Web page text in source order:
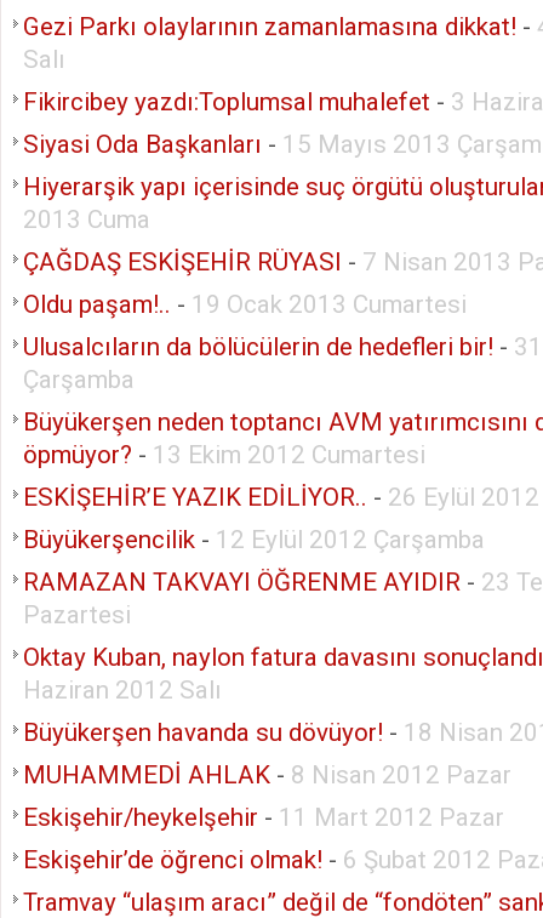
Gezi Parkı olaylarının zamanlamasına dikkat! -
Salı
Fikircibey yazdı:Toplumsal muhalefet - 3
Siyasi Oda Başkanları - 15 Mayıs 2013
Hiyerarşik yapı içerisinde suç örgütü
2013 Cuma
ÇAĞDAŞ ESKİŞEHİR RÜYASI - 7 Nisan 2013
Oldu paşam!.. - 19 Ocak 2013 Cumartesi
Ulusalcıların da bölücülerin de hedefleri bir! -
Çarşamba
Büyükerşen neden toptancı AVM yatırımcısını
öpmüyor? - 13 Ekim 2012 Cumartesi
ESKİŞEHİR’E YAZIK EDİLİYOR.. - 26 Eylül
Büyükerşencilik - 12 Eylül 2012 Çarşamba
RAMAZAN TAKVAYI ÖĞRENME AYIDIR - 23
Pazartesi
Oktay Kuban, naylon fatura davasını
Haziran 2012 Salı
Büyükerşen havanda su dövüyor! - 18 Nisan
MUHAMMEDİ AHLAK - 8 Nisan 2012 Pazar
Eskişehir/heykelşehir - 11 Mart 2012 Pazar
Eskişehir’de öğrenci olmak! - 6 Şubat 2012
Tramvay “ulaşım aracı” değil de “fondöten”